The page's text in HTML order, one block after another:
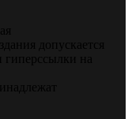
допускается
гиперссылки на